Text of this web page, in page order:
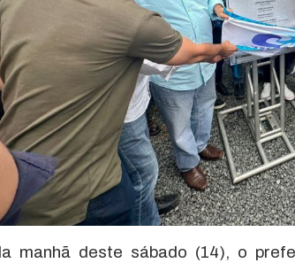
manhã deste sábado (14), o